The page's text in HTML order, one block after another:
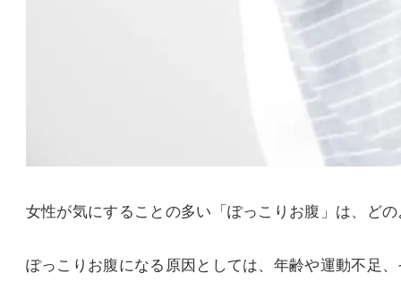
女性が気にすることの多い「ぽっこりお腹」は、ど
ぽっこりお腹になる原因としては、年齢や運動不足